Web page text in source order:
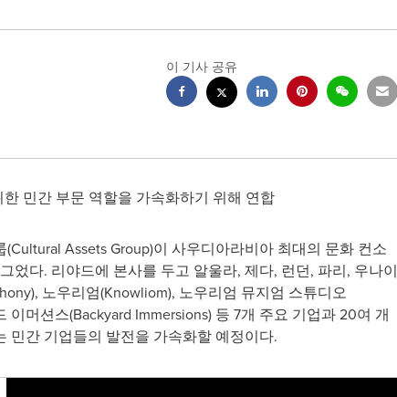
이 기사 공유
민간 부문 역할을 가속화하기 위해 연합
Assets Group)이 사우디아라비아 최대의 문화 컨소
다. 리야드에 본사를 두고 알울라, 제다, 런던, 파리, 우나이
노우리엄(Knowliom), 노우리엄 뮤지엄 스튜디오
이머션스(Backyard Immersions) 등 7개 주요 기업과 20여 개
민간 기업들의 발전을 가속화할 예정이다.